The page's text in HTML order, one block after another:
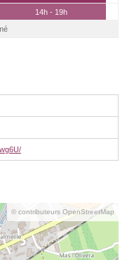
14h - 19h
© contributeurs OpenStreetMap